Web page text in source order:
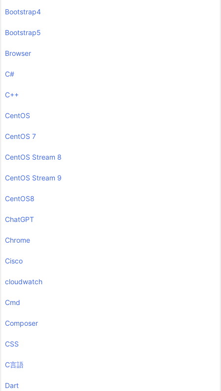
Bootstrap4
Bootstrap5
Browser
C#
C++
CentOS
CentOS 7
CentOS Stream 8
CentOS Stream 9
CentOS8
ChatGPT
Chrome
Cisco
cloudwatch
Cmd
Composer
CSS
C言語
Dart